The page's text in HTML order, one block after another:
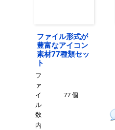
ファイル形式が
豊富なアイコン
素材77種類セッ
ト
フ
ァ
イ
ル
数
77 個
内